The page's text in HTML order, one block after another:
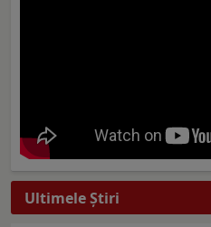
Ultimele Ştiri